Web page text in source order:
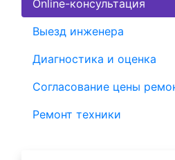
Online-консультация
Выезд инженера
Диагностика и оценка
Согласование цены
Ремонт техники